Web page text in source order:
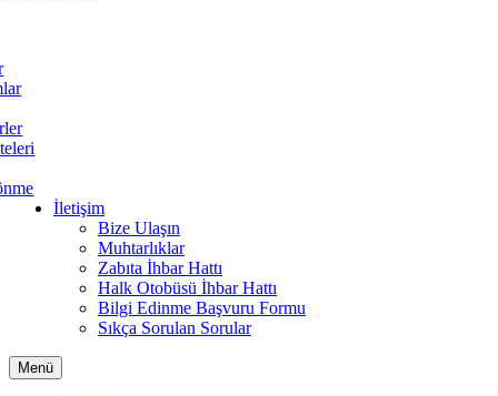
İletişim
Bize Ulaşın
Muhtarlıklar
Zabıta İhbar Hattı
Halk Otobüsü İhbar Hattı
Bilgi Edinme Başvuru Formu
Sıkça Sorulan Sorular
Menü